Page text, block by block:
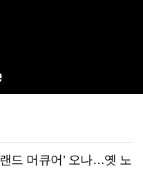
드 머큐어’ 오나…옛 노